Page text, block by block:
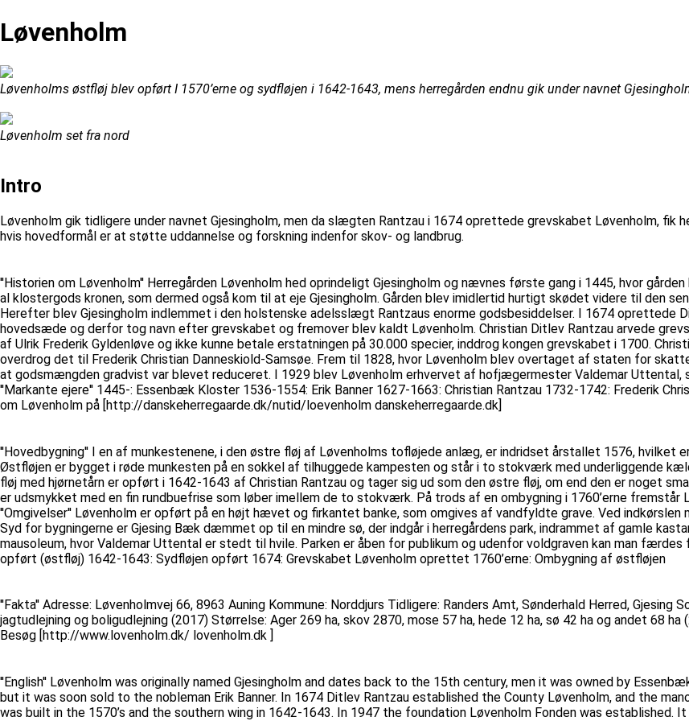
Løvenholm
Løvenholms østfløj blev opført I 1570’erne og sydfløjen i 1642-1643, mens herregården endnu gik under navnet
Løvenholm set fra nord
Intro
Løvenholm gik tidligere under navnet Gjesingholm, men da slægten Rantzau i 1674 oprettede grevskabet Løvenholm, fik
hvis hovedformål er at støtte uddannelse og forskning indenfor skov- og landbrug.
''Historien om Løvenholm'' Herregården Løvenholm hed oprindeligt Gjesingholm og nævnes første gang i 1445, hvor
al klostergods kronen, som dermed også kom til at eje Gjesingholm. Gården blev imidlertid hurtigt skødet videre til den
Herefter blev Gjesingholm indlemmet i den holstenske adelsslægt Rantzaus enorme godsbesiddelser. I 1674 oprettede
hovedsæde og derfor tog navn efter grevskabet og fremover blev kaldt Løvenholm. Christian Ditlev Rantzau arvede
af Ulrik Frederik Gyldenløve og ikke kunne betale erstatningen på 30.000 specier, inddrog kongen grevskabet i 1700.
overdrog det til Frederik Christian Danneskiold-Samsøe. Frem til 1828, hvor Løvenholm blev overtaget af staten for
at godsmængden gradvist var blevet reduceret. I 1929 blev Løvenholm erhvervet af hofjægermester Valdemar Uttental,
''Markante ejere'' 1445-: Essenbæk Kloster 1536-1554: Erik Banner 1627-1663: Christian Rantzau 1732-1742: Frederik
om Løvenholm på [http://danskeherregaarde.dk/nutid/loevenholm danskeherregaarde.dk]
''Hovedbygning'' I en af munkestenene, i den østre fløj af Løvenholms tofløjede anlæg, er indridset årstallet 1576, hvilket
Østfløjen er bygget i røde munkesten på en sokkel af tilhuggede kampesten og står i to stokværk med underliggende
fløj med hjørnetårn er opført i 1642-1643 af Christian Rantzau og tager sig ud som den østre fløj, om end den er noget
er udsmykket med en fin rundbuefrise som løber imellem de to stokværk. På trods af en ombygning i 1760’erne
''Omgivelser'' Løvenholm er opført på en højt hævet og firkantet banke, som omgives af vandfyldte grave. Ved
Syd for bygningerne er Gjesing Bæk dæmmet op til en mindre sø, der indgår i herregårdens park, indrammet af gamle
mausoleum, hvor Valdemar Uttental er stedt til hvile. Parken er åben for publikum og udenfor voldgraven kan man
opført (østfløj) 1642-1643: Sydfløjen opført 1674: Grevskabet Løvenholm oprettet 1760’erne: Ombygning af østfløjen
''Fakta'' Adresse: Løvenholmvej 66, 8963 Auning Kommune: Norddjurs Tidligere: Randers Amt, Sønderhald Herred, Gjesing
jagtudlejning og boligudlejning (2017) Størrelse: Ager 269 ha, skov 2870, mose 57 ha, hede 12 ha, sø 42 ha og andet 68
Besøg [http://www.lovenholm.dk/ lovenholm.dk ]
''English'' Løvenholm was originally named Gjesingholm and dates back to the 15th century, men it was owned by
but it was soon sold to the nobleman Erik Banner. In 1674 Ditlev Rantzau established the County Løvenholm, and the
was built in the 1570’s and the southern wing in 1642-1643. In 1947 the foundation Løvenholm Fonden was established.